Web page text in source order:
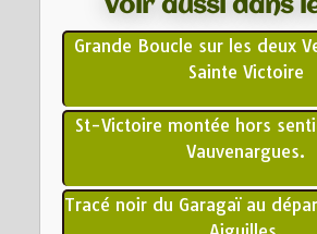
Voir aussi dans
Grande Boucle sur les deux
Sainte Victoire
St-Victoire montée hors
Vauvenargues.
Tracé noir du Garagaï au